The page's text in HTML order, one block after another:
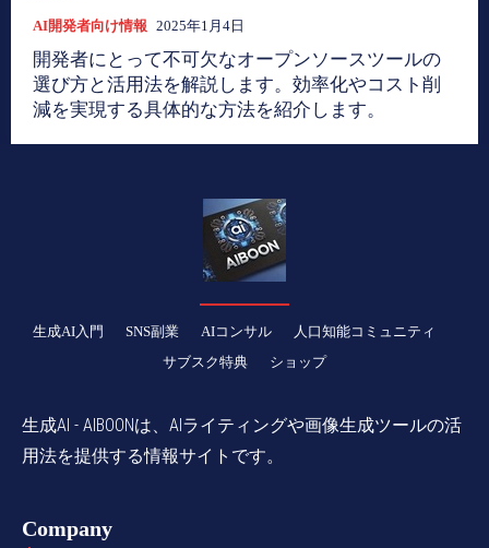
AI開発者向け情報 2025年1月4日
開発者にとって不可欠なオープンソースツールの
選び方と活用法を解説します。効率化やコスト削
減を実現する具体的な方法を紹介します。
生成AI入門 SNS副業 AIコンサル
人口知能コミュニティ
サブスク特典
ショップ
生成AI - AIBOONは、AIライティングや画像生成ツールの活
用法を提供する情報サイトです。
Company